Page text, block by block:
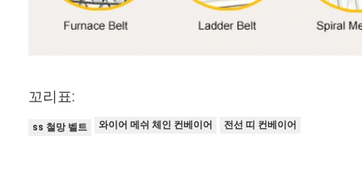
꼬리표:
ss 철망 벨트 와이어 메쉬 체인 컨베이어 전선 띠 컨베이어